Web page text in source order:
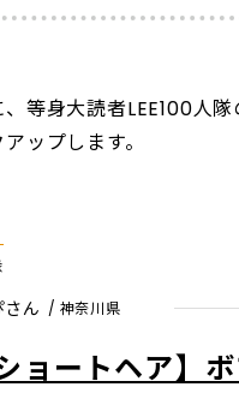
等身大読者LEE100人
ップします。
ん / 神奈川県
ョートヘア】